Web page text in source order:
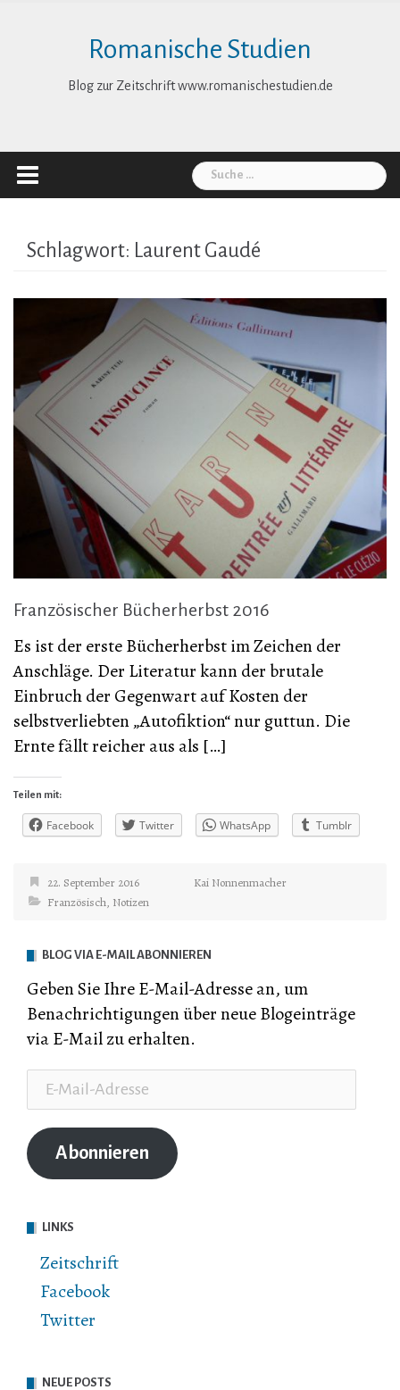
Romanische Studien
Blog zur Zeitschrift www.romanischestudien.de
Suche
nach:
Schlagwort: Laurent Gaudé
Französischer Bücherherbst 2016
Es ist der erste Bücherherbst im Zeichen der
Anschläge. Der Literatur kann der brutale
Einbruch der Gegenwart auf Kosten der
selbstverliebten „Autofiktion“ nur guttun. Die
Ernte fällt reicher aus als […]
Teilen mit:
Facebook Twitter WhatsApp Tumblr
22. September 2016
Kai Nonnenmacher
Französisch, Notizen
BLOG VIA E-MAIL ABONNIEREN
Geben Sie Ihre E-Mail-Adresse an, um
Benachrichtigungen über neue Blogeinträge
via E-Mail zu erhalten.
Mail-
Adresse
Abonnieren
LINKS
Zeitschrift
Facebook
Twitter
NEUE POSTS